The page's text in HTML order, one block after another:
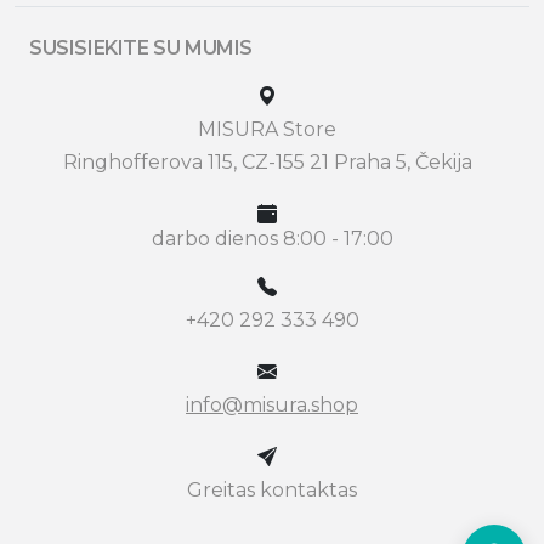
SUSISIEKITE SU MUMIS
MISURA Store
Ringhofferova 115, CZ-155 21 Praha 5, Čekija
darbo dienos 8:00 - 17:00
+420 292 333 490
info@misura.shop
Greitas kontaktas